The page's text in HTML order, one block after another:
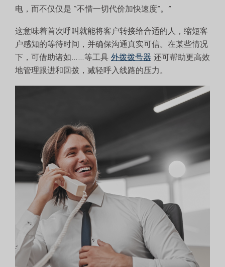
电，而不仅仅是 “不惜一切代价加快速度”。”
这意味着首次呼叫就能将客户转接给合适的人，缩短客
户感知的等待时间，并确保沟通真实可信。在某些情况
下，可借助诸如……等工具 外拨拨号器 还可帮助更高效
地管理跟进和回拨，减轻呼入线路的压力。